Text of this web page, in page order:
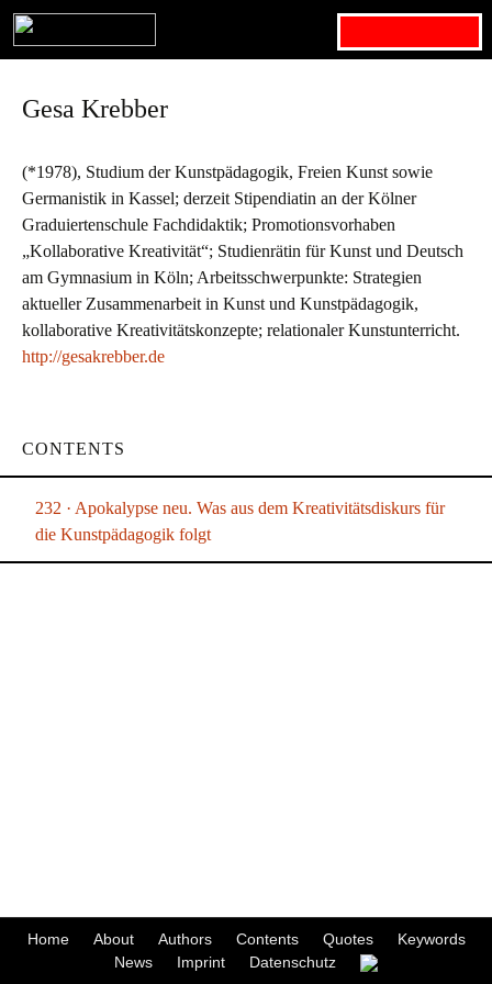
Gesa Krebber
(*1978), Studium der Kunstpädagogik, Freien Kunst sowie
Germanistik in Kassel; derzeit Stipendiatin an der Kölner
Graduiertenschule Fachdidaktik; Promotionsvorhaben
„Kollaborative Kreativität“; Studienrätin für Kunst und Deutsch
am Gymnasium in Köln; Arbeitsschwerpunkte: Strategien
aktueller Zusammenarbeit in Kunst und Kunstpädagogik,
kollaborative Kreativitätskonzepte; relationaler Kunstunterricht.
http://gesakrebber.de
CONTENTS
232 · Apokalypse neu. Was aus dem Kreativitätsdiskurs für
die Kunstpädagogik folgt
Home About Authors Contents Quotes
Keywords
News
Imprint Datenschutz